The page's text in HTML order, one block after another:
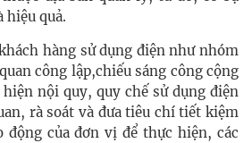
hiệu quả.
hàng sử dụng điện như nhóm
công lập,chiếu sáng công cộng
nội quy, quy chế sử dụng điện
rà soát và đưa tiêu chí tiết kiệm
động của đơn vị để thực hiện, các